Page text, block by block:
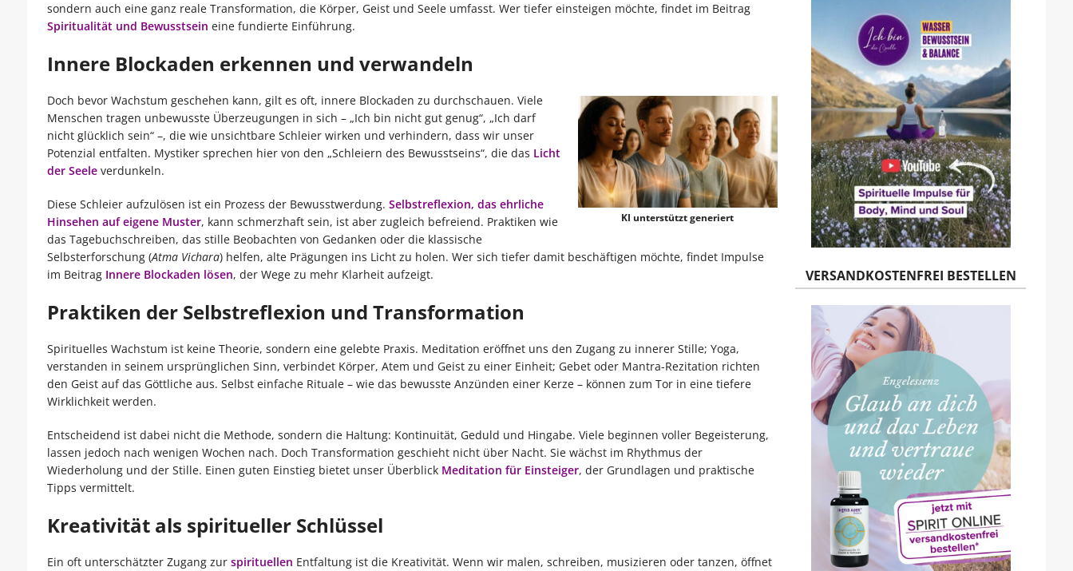
sondern auch eine ganz reale Transformation, die Körper, Geist und Seele umfasst. Wer tiefer einsteigen möchte, findet im Beitrag
Spiritualität und Bewusstsein eine fundierte Einführung.
Innere Blockaden erkennen und verwandeln
KI unterstützt generiert
Doch bevor Wachstum geschehen kann, gilt es oft, innere Blockaden zu durchschauen. Viele
Menschen tragen unbewusste Überzeugungen in sich – „Ich bin nicht gut genug“, „Ich darf
nicht glücklich sein“ –, die wie unsichtbare Schleier wirken und verhindern, dass wir unser
Potenzial entfalten. Mystiker sprechen hier von den „Schleiern des Bewusstseins“, die das Licht
der Seeleverdunkeln.
Diese Schleier aufzulösen ist ein Prozess der Bewusstwerdung. Selbstreflexion, das ehrliche
Hinsehen auf eigene Muster, kann schmerzhaft sein, ist aber zugleich befreiend. Praktiken wie
das Tagebuchschreiben, das stille Beobachten von Gedanken oder die klassische
Selbsterforschung (Atma Vichara) helfen, alte Prägungen ins Licht zu holen. Wer sich tiefer damit beschäftigen möchte, findet Impulse
im Beitrag Innere Blockaden lösen, der Wege zu mehr Klarheit aufzeigt.
Praktiken der Selbstreflexion und Transformation
Spirituelles Wachstum ist keine Theorie, sondern eine gelebte Praxis. Meditation eröffnet uns den Zugang zu innerer Stille; Yoga,
verstanden in seinem ursprünglichen Sinn, verbindet Körper, Atem und Geist zu einer Einheit; Gebet oder Mantra-Rezitation richten
den Geist auf das Göttliche aus. Selbst einfache Rituale – wie das bewusste Anzünden einer Kerze – können zum Tor in eine tiefere
Wirklichkeit werden.
Entscheidend ist dabei nicht die Methode, sondern die Haltung: Kontinuität, Geduld und Hingabe. Viele beginnen voller Begeisterung,
lassen jedoch nach wenigen Wochen nach. Doch Transformation geschieht nicht über Nacht. Sie wächst im Rhythmus der
Wiederholung und der Stille. Einen guten Einstieg bietet unser Überblick Meditation für Einsteiger, der Grundlagen und praktische
Tipps vermittelt.
Kreativität als spiritueller Schlüssel
Ein oft unterschätzter Zugang zur spirituellen Entfaltung ist die Kreativität. Wenn wir malen, schreiben, musizieren oder tanzen, öffnet
VERSANDKOSTENFREI BESTELLEN